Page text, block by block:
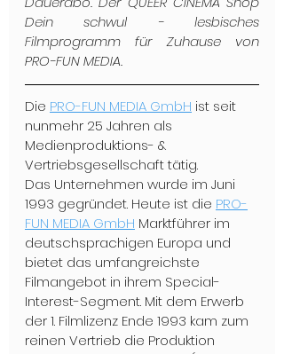
Dein schwul - lesbisches
Filmprogramm für Zuhause von
PRO-FUN MEDIA.
Die PRO-FUN MEDIA GmbH ist seit
nunmehr 25 Jahren als
Medienproduktions- &
Vertriebsgesellschaft tätig.
Das Unternehmen wurde im Juni
1993 gegründet. Heute ist die PRO-
FUN MEDIA GmbH Marktführer im
deutschsprachigen Europa und
bietet das umfangreichste
Filmangebot in ihrem Special-
Interest-Segment. Mit dem Erwerb
der 1. Filmlizenz Ende 1993 kam zum
reinen Vertrieb die Produktion